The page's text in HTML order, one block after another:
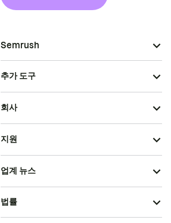
Semrush
추가 도구
회사
지원
업계 뉴스
법률